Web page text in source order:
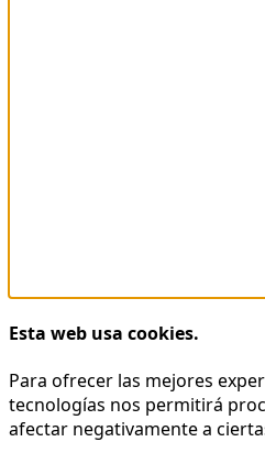
Esta web usa cookies.
Para ofrecer las mejores
tecnologías nos permitirá
afectar negativamente a